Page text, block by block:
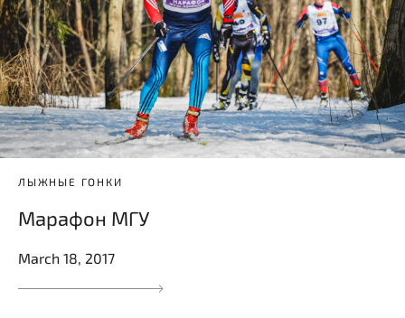
ЛЫЖНЫЕ ГОНКИ
Марафон МГУ
March 18, 2017